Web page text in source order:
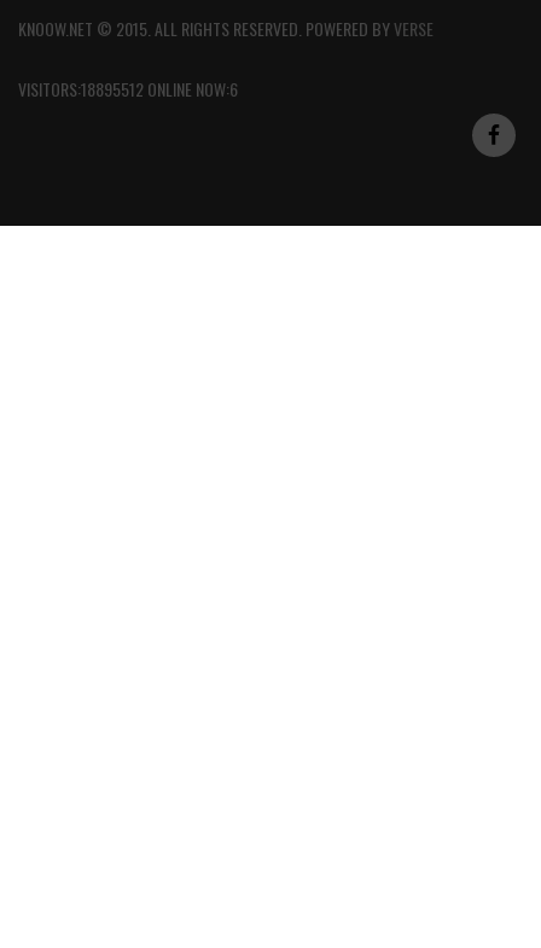
KNOOW.NET © 2015. ALL RIGHTS RESERVED. POWERED BYVERSE
VISITORS:18895512 ONLINE NOW:6